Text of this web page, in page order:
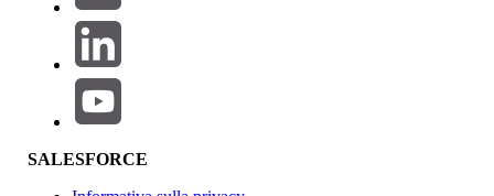
Area prodotti
Impatto della funzione
SALESFORCE